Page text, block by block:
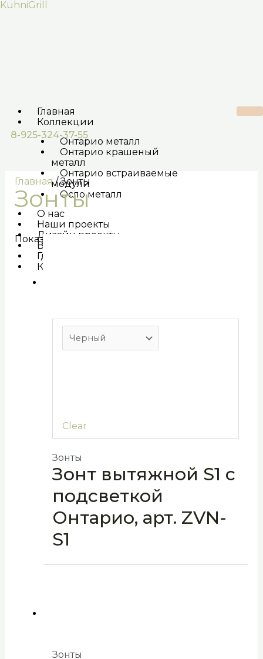
Перейти
KuhniGrill
Главная
Коллекции
Онтарио металл
Онтарио крашеный
металл
Онтарио встраиваемые
модули
Осло металл
О нас
Наши проекты
Дизайн проекты
Видео
Где купить
Контакты
8-925-324-37-55
Главная/ Зонты
Зонты
Показаны все (5)
Clear
Зонты
Зонт вытяжной S1 с
подсветкой
Онтарио, арт. ZVN-
S1
Зонты